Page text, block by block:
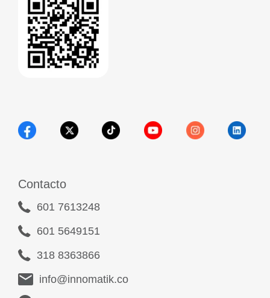
Contacto
601 7613248
601 5649151
318 8363866
info@innomatik.co